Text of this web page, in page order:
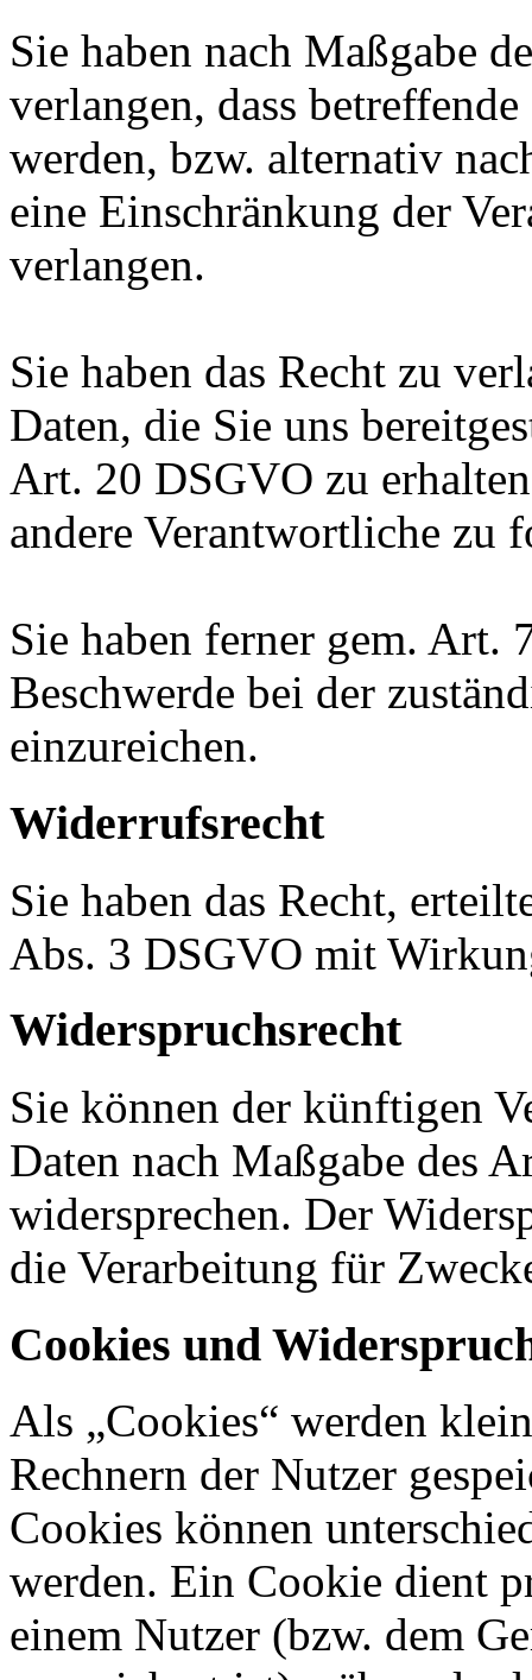
Sie haben nach Maßgabe
verlangen, dass
werden, bzw. alternativ
eine Einschränkung der
verlangen.
Sie haben das Recht zu
Daten, die Sie uns
Art. 20 DSGVO zu
andere Verantwortliche zu
Sie haben ferner gem. Art.
Beschwerde bei der
einzureichen.
Widerrufsrecht
Sie haben das Recht,
Abs. 3 DSGVO mit
Widerspruchsrecht
Sie können der künftigen
Daten nach Maßgabe des
widersprechen. Der
die Verarbeitung für
Cookies und
Als „Cookies“ werden
Rechnern der Nutzer
Cookies können
werden. Ein Cookie dient
einem Nutzer (bzw. dem